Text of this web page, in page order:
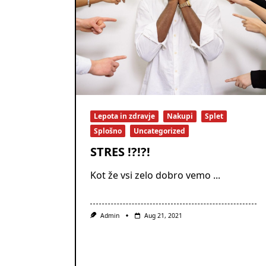
Lepota in zdravje Nakupi
Splet
Splošno
Uncategorized
STRES !?!?!
Kot že vsi zelo dobro vemo ...
Admin Aug 21, 2021